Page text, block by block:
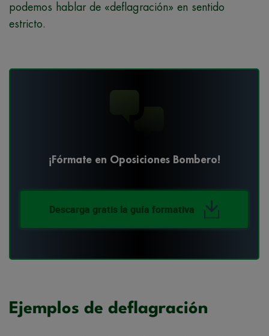
podemos hablar de «deflagración» en sentido
estricto.
¡Fórmate en Oposiciones Bombero!
Descarga gratis la guía formativa
Ejemplos de deflagración